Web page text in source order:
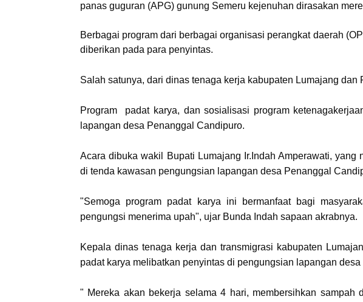
panas guguran (APG) gunung Semeru kejenuhan dirasakan
Berbagai program dari berbagai organisasi perangkat daerah
diberikan pada para penyintas.
Salah satunya, dari dinas tenaga kerja kabupaten Lumajang dan
Program padat karya, dan sosialisasi program
lapangan desa Penanggal Candipuro.
Acara dibuka wakil Bupati Lumajang Ir.Indah Amperawati, yang
di tenda kawasan pengungsian lapangan desa Penanggal
"Semoga program padat karya ini bermanfaat bagi
pengungsi menerima upah", ujar Bunda Indah sapaan akrabnya.
Kepala dinas tenaga kerja dan transmigrasi kabupaten
padat karya melibatkan penyintas di pengungsian lapangan
" Mereka akan bekerja selama 4 hari, membersihkan